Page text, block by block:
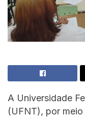
A Universidade
(UFNT), por